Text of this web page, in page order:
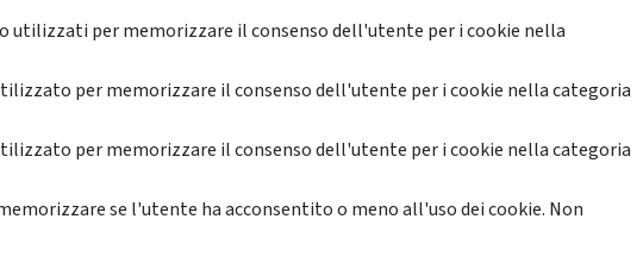
utilizzati per memorizzare il consenso dell'utente per i cookie nella
per memorizzare il consenso dell'utente per i cookie nella categoria
per memorizzare il consenso dell'utente per i cookie nella categoria
se l'utente ha acconsentito o meno all'uso dei cookie. Non